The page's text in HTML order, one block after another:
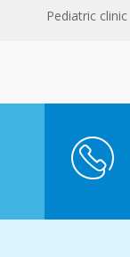
Pediatric clinic